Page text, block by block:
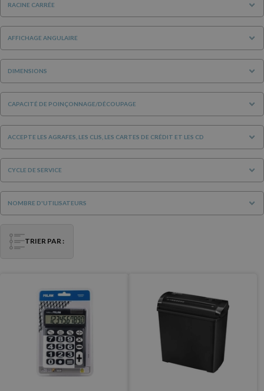
RACINE CARRÉE
AFFICHAGE ANGULAIRE
DIMENSIONS
CAPACITÉ DE POINÇONNAGE/DÉCOUPAGE
ACCEPTE LES AGRAFES, LES CLIS, LES CARTES DE CRÉDIT ET LES CD
CYCLE DE SERVICE
NOMBRE D'UTILISATEURS
TRIER PAR :